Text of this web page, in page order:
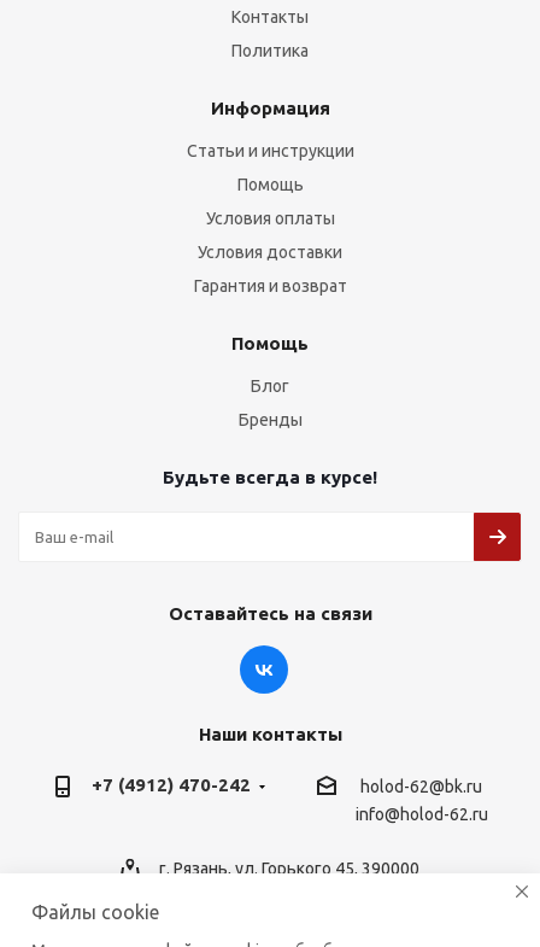
Контакты
Политика
Информация
Статьи и инструкции
Помощь
Условия оплаты
Условия доставки
Гарантия и возврат
Помощь
Блог
Бренды
Будьте всегда в курсе!
Оставайтесь на связи
Наши контакты
+7 (4912) 470-242
holod-62@bk.ru
info@holod-62.ru
г. Рязань, ул. Горького 45, 390000
Файлы cookie